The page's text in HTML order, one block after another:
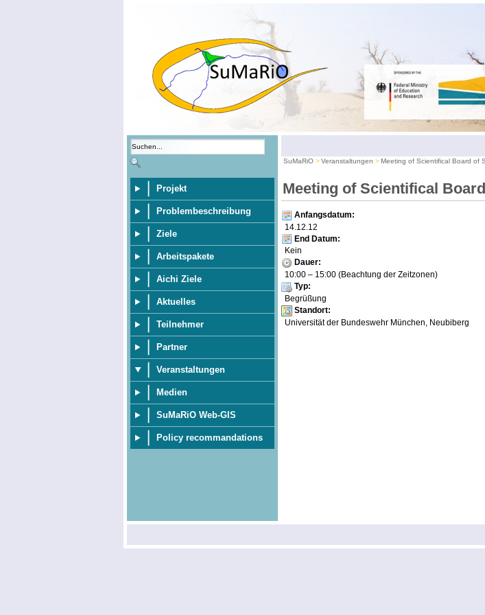
Projekt
Problembeschreibung
Ziele
Arbeitspakete
Aichi Ziele
Aktuelles
Teilnehmer
Partner
Veranstaltungen
Medien
SuMaRiO Web-GIS
Policy recommandations
SuMaRiO Veranstaltungen Meeting of Scientifical Board of
Meeting of Scientifical
Anfangsdatum:
14.12.12
End Datum:
Kein
Dauer:
10:00 – 15:00 (Beachtung der Zeitzonen)
Typ:
Begrüßung
Standort:
Universität der Bundeswehr München, Neubiberg